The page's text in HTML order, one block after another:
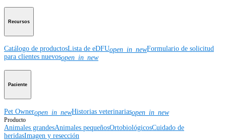
Recursos
Catálogo de productosLista de eDFUopen_in_newFormulario de solicitud
para clientes nuevosopen_in_new
Paciente
Pet Owneropen_in_newHistorias veterinariasopen_in_new
Producto
Animales grandesAnimales pequeñosOrtobiológicosCuidado de
heridasImagen y resección